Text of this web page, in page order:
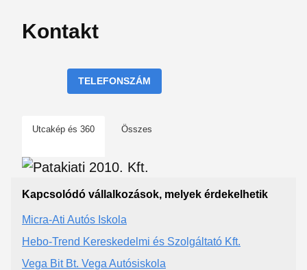
Kontakt
TELEFONSZÁM
Utcakép és 360 Összes
Kapcsolódó vállalkozások, melyek érdekelhetik
Micra-Ati Autós Iskola
Hebo-Trend Kereskedelmi és Szolgáltató Kft.
Vega Bit Bt. Vega Autósiskola